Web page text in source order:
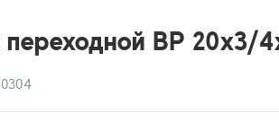
переходной ВР 20х3/